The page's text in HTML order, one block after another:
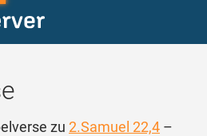
zu 2.Samuel 22,4 –